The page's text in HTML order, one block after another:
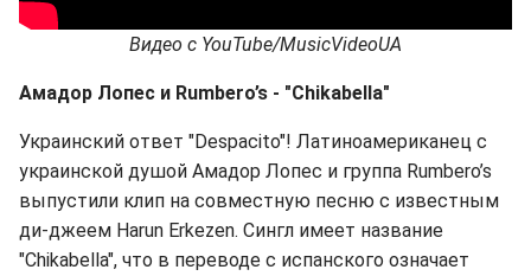
Видео с YouTube/MusicVideoUA
Амадор Лопес и Rumbero’s - "Chikabella"
Украинский ответ "Despacito"! Латиноамериканец с
украинской душой Амадор Лопес и группа Rumbero’s
выпустили клип на совместную песню с известным
ди-джеем Harun Erkezen. Сингл имеет название
"Chikabella", что в переводе с испанского означает